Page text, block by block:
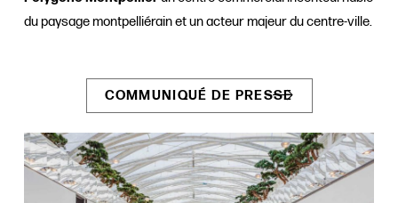
du paysage montpelliérain et un acteur majeur du centre-ville.
COMMUNIQUÉ DE PRESSE